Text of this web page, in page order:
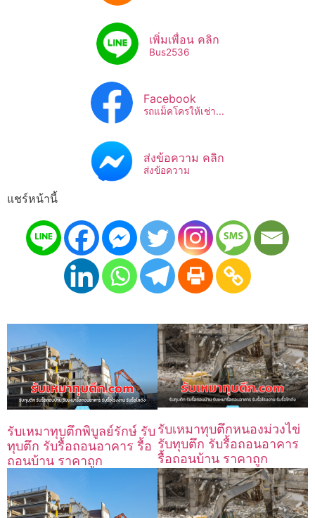
เพิ่มเพื่อน คลิก
Bus2536​
Facebook
รถแม็คโครให้เช่า...
ส่งข้อความ คลิก
ส่งข้อความ
แชร์หน้านี้
รับเหมาทุบตึกพิบูลย์รักษ์ รับ
ทุบตึก รับรื้อถอนอาคาร รื้อ
ถอนบ้าน ราคาถูก
รับเหมาทุบตึกหนองม่วงไข่
รับทุบตึก รับรื้อถอนอาคาร
รื้อถอนบ้าน ราคาถูก